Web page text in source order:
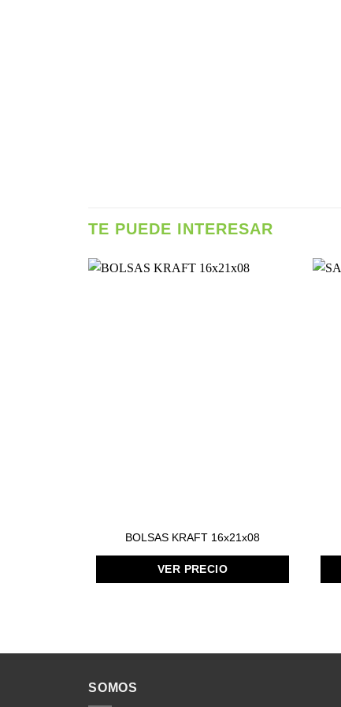
TE PUEDE INTERESAR
BOLSAS KRAFT 16x21x08
VER PRECIO
SOMOS